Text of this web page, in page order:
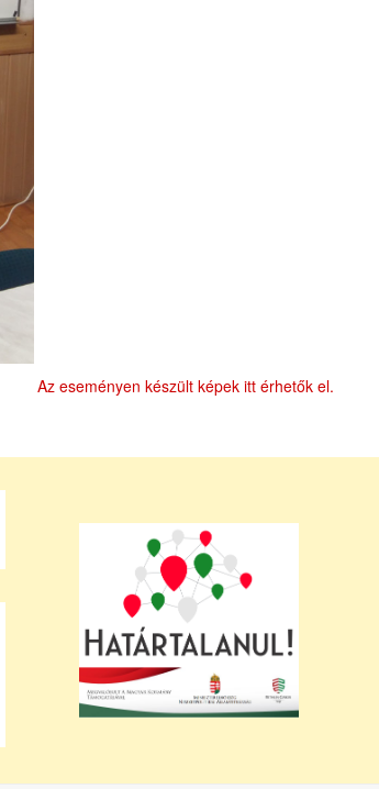
Az eseményen készült képek itt érhetők el.